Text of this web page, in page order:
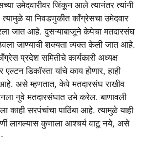
उमेदवारीवर जिंकून आले त्‍यानंतर त्‍यांनी
या निवडणुकीत काँग्रेसचा उमेदवार
जात आहे. दुसऱ्याबाजूने केपेचा मतदारसंघ
ठेवला जाण्‍याची शक्‍यता व्‍यक्‍त केली जात आहे.
प्रदेश समितीचे कार्यकारी अध्‍यक्ष
डिकॉस्‍ता यांचे काय होणार, हाही
आहे. असे म्‍हणतात, केपे मतदारसंघ राखीव
नुवे मतदारसंघात उभे करेल. बाणावली
काही सरपंचांचा पाठिंबा आहे. त्‍यामुळे याही
लागल्‍यास कुणाला आश्‍चर्य वाटू नये, असे